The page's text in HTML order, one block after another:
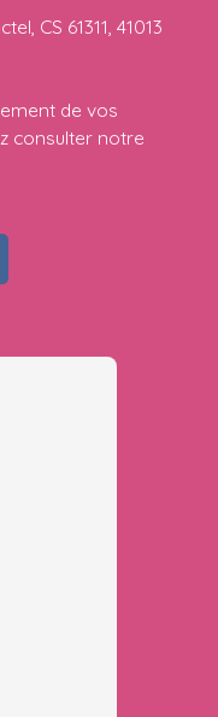
CS 61311, 41013
de vos
consulter notre